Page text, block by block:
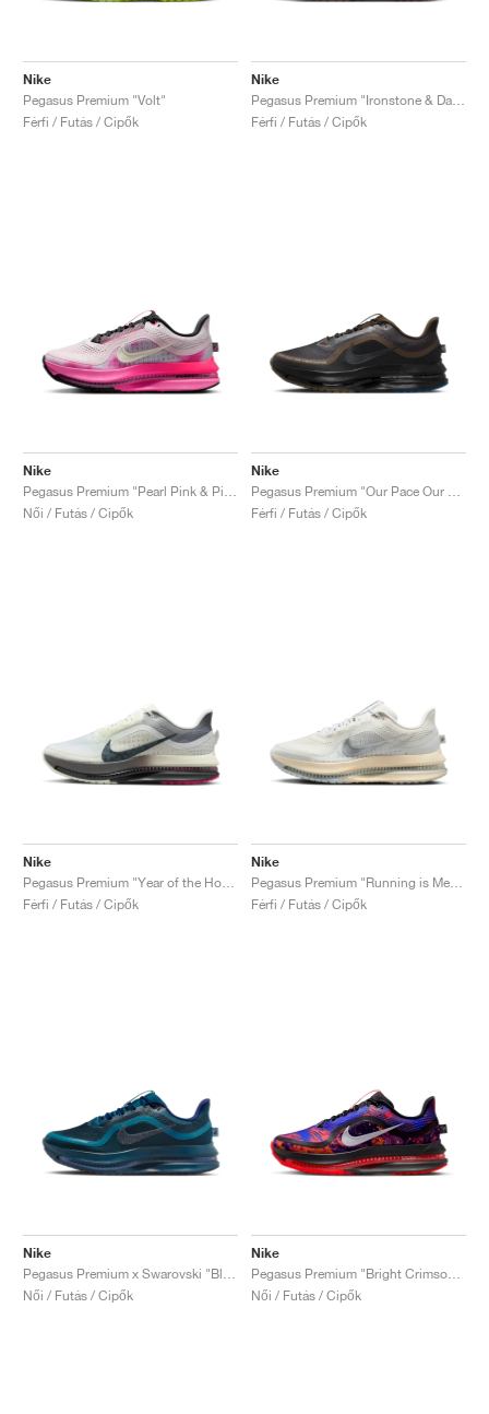
Nike
Pegasus Premium "Volt"
Férfi / Futás / Cipők
Nike
Férfi / Futás / Cipők
Nike
Női / Futás / Cipők
Nike
Férfi / Futás / Cipők
Nike
Férfi / Futás / Cipők
Nike
Férfi / Futás / Cipők
Nike
Női / Futás / Cipők
Nike
Női / Futás / Cipők